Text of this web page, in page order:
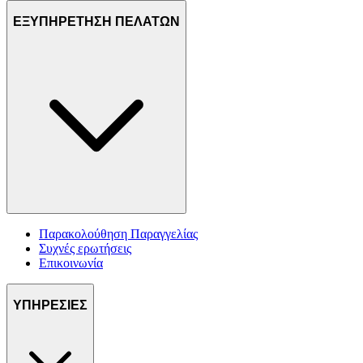
ΕΞΥΠΗΡΕΤΗΣΗ ΠΕΛΑΤΩΝ
Παρακολούθηση Παραγγελίας
Συχνές ερωτήσεις
Επικοινωνία
ΥΠΗΡΕΣΙΕΣ